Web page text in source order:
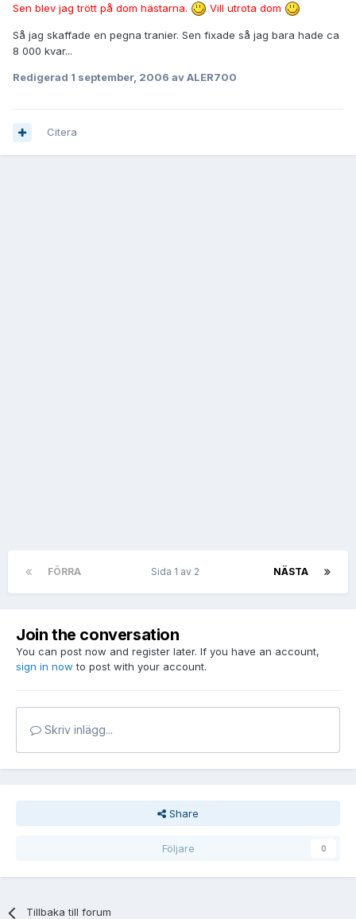
Sen blev jag trött på dom hästarna. Vill utrota dom
Så jag skaffade en pegna tranier. Sen fixade så jag bara hade ca
8 000 kvar...
Redigerad 1 september, 2006 av ALER700
Citera
FÖRRA NÄSTA
Sida 1 av 2
Join the conversation
You can post now and register later. If you have an account,
sign in now to post with your account.
Skriv inlägg...
Share
Följare 0
Tillbaka till forum